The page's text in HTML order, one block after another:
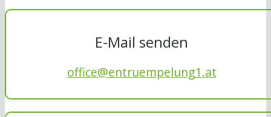
E-Mail senden
office@entruempelung1.at